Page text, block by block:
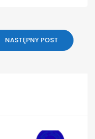
NASTĘPNY POST